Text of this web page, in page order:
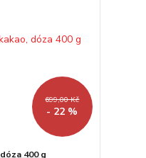
699,00 Kč
- 22 %
400 g